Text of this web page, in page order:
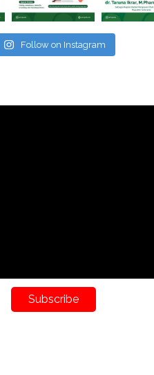
Follow on Instagram
Subscribe